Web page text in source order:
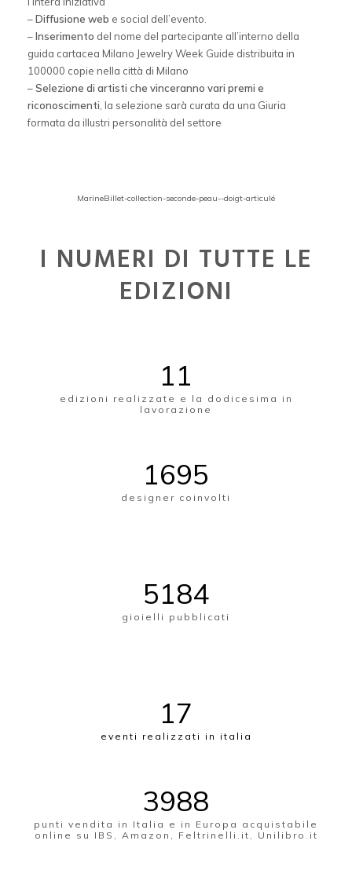
–Diffusione web e social dell’evento.
–Inserimento del nome del partecipante all’interno della
guida cartacea Milano Jewelry Week Guide distribuita in
100000 copie nella città di Milano
–Selezione di artisti che vinceranno vari premi e
riconoscimenti , la selezione sarà curata da una Giuria
formata da illustri personalità del settore
MarineBillet-collection-seconde-peau--doigt-articulé
I NUMERI DI TUTTE LE
EDIZIONI
11
edizioni realizzate e la dodicesima in
lavorazione
1698
designer coinvolti
5195
gioielli pubblicati
17
eventi realizzati in italia
3996
punti vendita in Italia e in Europa acquistabile
online su IBS, Amazon, Feltrinelli.it, Unilibro.it